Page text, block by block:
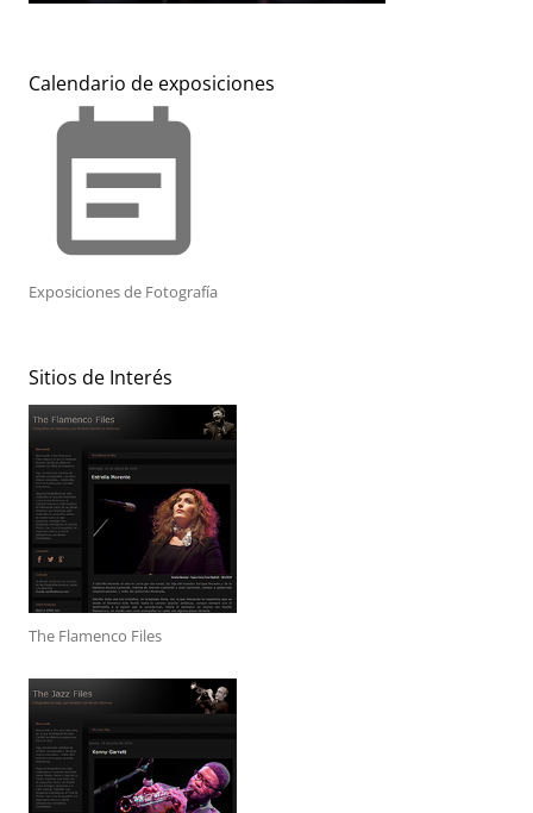
Calendario de exposiciones
event_note
Exposiciones de Fotografía
Sitios de Interés
The Flamenco Files